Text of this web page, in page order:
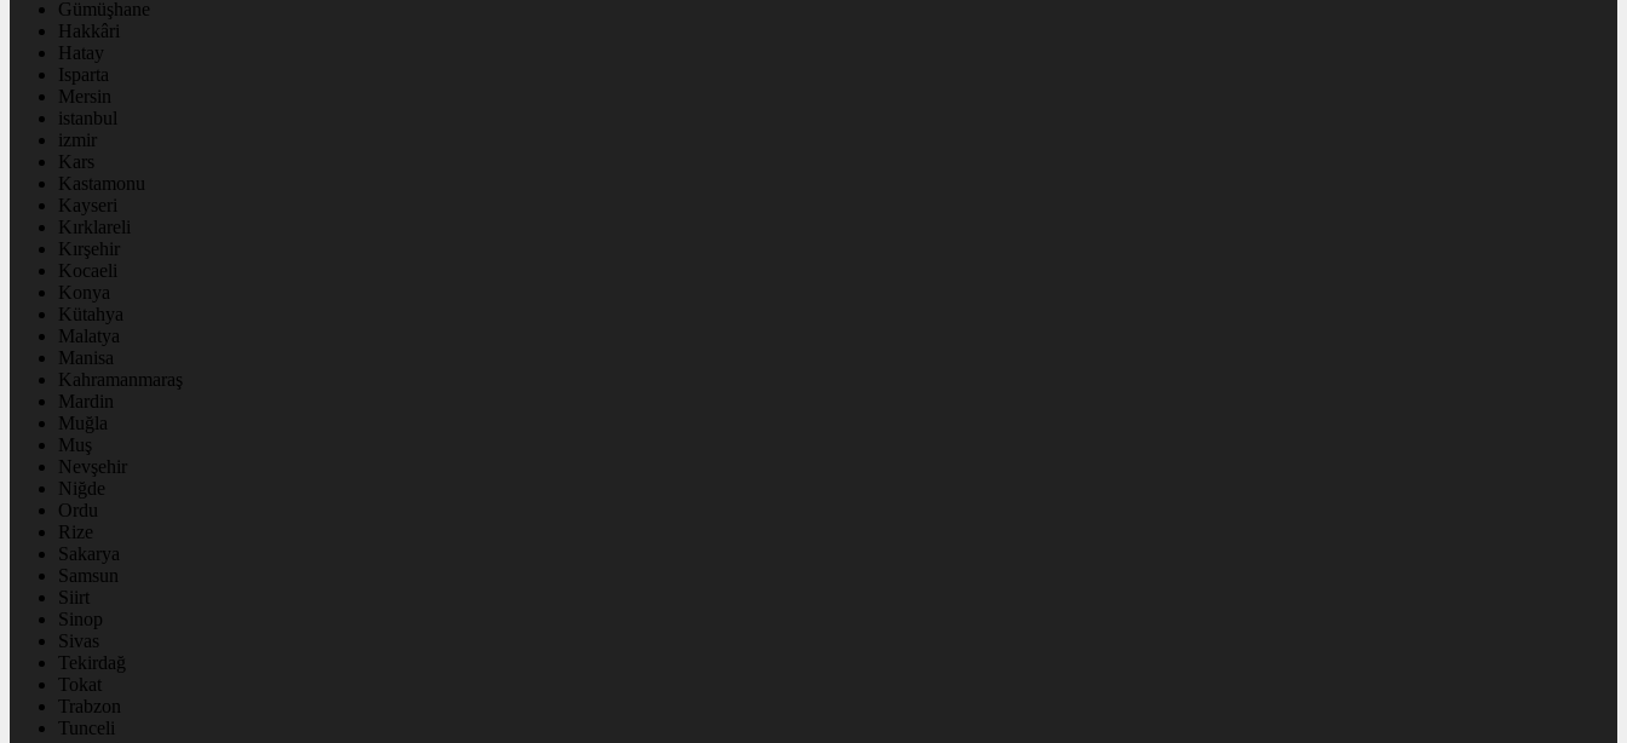
Gümüşhane
Hakkâri
Hatay
Isparta
Mersin
istanbul
izmir
Kars
Kastamonu
Kayseri
Kırklareli
Kırşehir
Kocaeli
Konya
Kütahya
Malatya
Manisa
Kahramanmaraş
Mardin
Muğla
Muş
Nevşehir
Niğde
Ordu
Rize
Sakarya
Samsun
Siirt
Sinop
Sivas
Tekirdağ
Tokat
Trabzon
Tunceli